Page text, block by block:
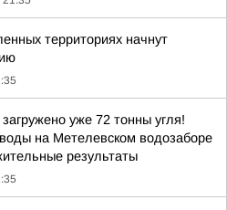
территориях начнут
уже 72 тонны угля!
на Метелевском водозаборе
результаты